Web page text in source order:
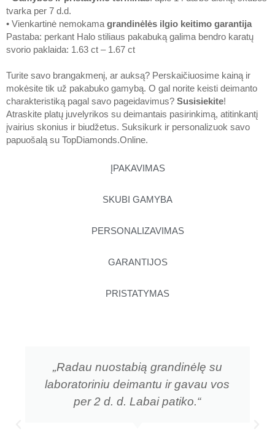
ĮPAKAVIMAS
SKUBI GAMYBA
PERSONALIZAVIMAS
GARANTIJOS
PRISTATYMAS
tvarka per 7 d.d.
• Vienkartinė nemokama grandinėlės ilgio keitimo garantija
Pastaba: perkant Halo stiliaus pakabuką galima bendro karatų
svorio paklaida: 1.63 ct – 1.67 ct
Turite savo brangakmenį, ar auksą? Perskaičiuosime kainą ir
mokėsite tik už pakabuko gamybą. O gal norite keisti deimanto
charakteristiką pagal savo pageidavimus? Susisiekite!
Atraskite platų juvelyrikos su deimantais pasirinkimą, atitinkantį
įvairius skonius ir biudžetus. Suksikurk ir personalizuok savo
papuošalą su TopDiamonds.Online.
„Radau nuostabią grandinėlę su
laboratoriniu deimantu ir gavau vos
per 2 d. d. Labai patiko.“